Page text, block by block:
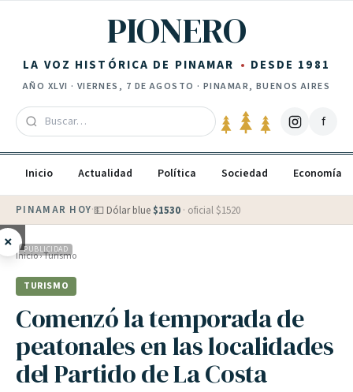
PIONERO
LA VOZ HISTÓRICA DE PINAMAR DESDE 1981
AÑO XLVI · VIERNES, 7 DE AGOSTO · PINAMAR, BUENOS AIRES
f
Inicio Actualidad Política Sociedad Economía
PINAMAR HOY·💵 Dólar blue $1530 · oficial $1520
× PUBLICIDAD
Inicio›Turismo
TURISMO
Comenzó la temporada de
peatonales en las localidades
del Partido de La Costa